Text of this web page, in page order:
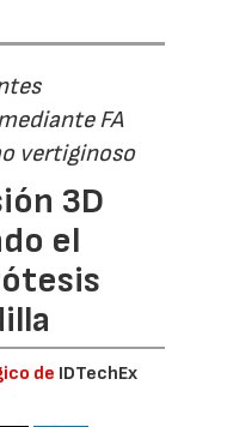
FA
vertiginoso
3D
el
de IDTechEx